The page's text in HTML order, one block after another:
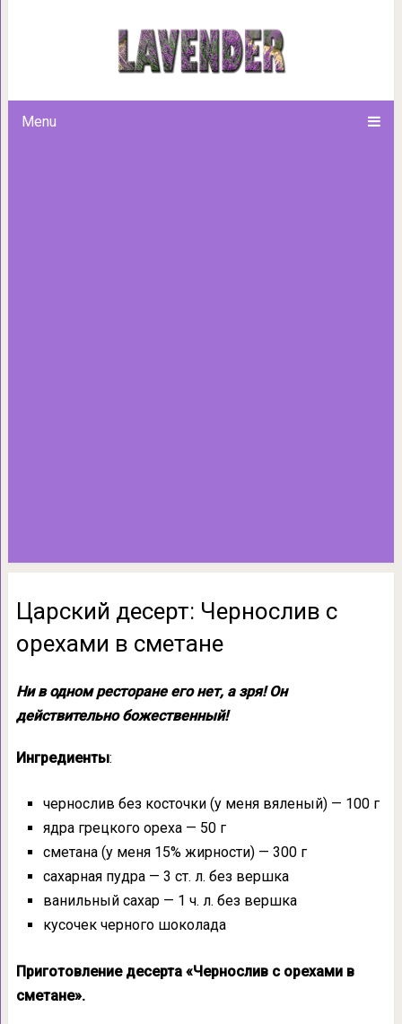
Menu
Царский десерт:
Царский десерт: Чернослив с
орехами в сметане
Ни в одном ресторане его нет, а зря! Он
действительно божественный!
Ингредиенты:
чернослив без косточки (у меня вяленый) — 100 г
ядра грецкого ореха — 50 г
сметана (у меня 15% жирности) — 300 г
сахарная пудра — 3 ст. л. без вершка
ванильный сахар — 1 ч. л. без вершка
кусочек черного шоколада
Приготовление десерта «Чернослив с орехами в
сметане».